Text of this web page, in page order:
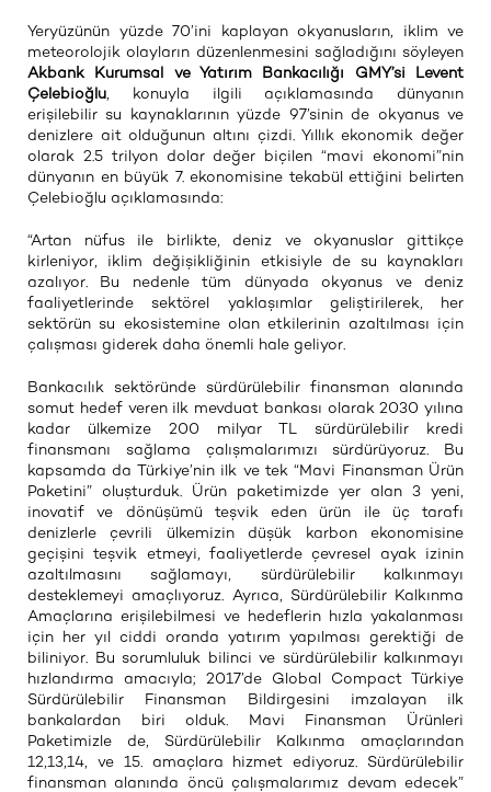
Yeryüzünün yüzde 70’ini kaplayan okyanusların, iklim ve
meteorolojik olayların düzenlenmesini sağladığını söyleyen
Akbank Kurumsal ve Yatırım Bankacılığı GMY’si Levent
Çelebioğlu, konuyla ilgili açıklamasında dünyanın
erişilebilir su kaynaklarının yüzde 97’sinin de okyanus ve
denizlere ait olduğunun altını çizdi. Yıllık ekonomik değer
olarak 2.5 trilyon dolar değer biçilen “mavi ekonomi”nin
dünyanın en büyük 7. ekonomisine tekabül ettiğini belirten
Çelebioğlu açıklamasında:
“Artan nüfus ile birlikte, deniz ve okyanuslar gittikçe
kirleniyor, iklim değişikliğinin etkisiyle de su kaynakları
azalıyor. Bu nedenle tüm dünyada okyanus ve deniz
faaliyetlerinde sektörel yaklaşımlar geliştirilerek, her
sektörün su ekosistemine olan etkilerinin azaltılması için
çalışması giderek daha önemli hale geliyor.
Bankacılık sektöründe sürdürülebilir finansman alanında
somut hedef veren ilk mevduat bankası olarak 2030 yılına
kadar ülkemize 200 milyar TL sürdürülebilir kredi
finansmanı sağlama çalışmalarımızı sürdürüyoruz. Bu
kapsamda da Türkiye’nin ilk ve tek “Mavi Finansman Ürün
Paketini” oluşturduk. Ürün paketimizde yer alan 3 yeni,
inovatif ve dönüşümü teşvik eden ürün ile üç tarafı
denizlerle çevrili ülkemizin düşük karbon ekonomisine
geçişini teşvik etmeyi, faaliyetlerde çevresel ayak izinin
azaltılmasını sağlamayı, sürdürülebilir kalkınmayı
desteklemeyi amaçlıyoruz. Ayrıca, Sürdürülebilir Kalkınma
Amaçlarına erişilebilmesi ve hedeflerin hızla yakalanması
için her yıl ciddi oranda yatırım yapılması gerektiği de
biliniyor. Bu sorumluluk bilinci ve sürdürülebilir kalkınmayı
hızlandırma amacıyla; 2017’de Global Compact Türkiye
Sürdürülebilir Finansman Bildirgesini imzalayan ilk
bankalardan biri olduk. Mavi Finansman Ürünleri
Paketimizle de, Sürdürülebilir Kalkınma amaçlarından
12,13,14, ve 15. amaçlara hizmet ediyoruz. Sürdürülebilir
finansman alanında öncü çalışmalarımız devam edecek”